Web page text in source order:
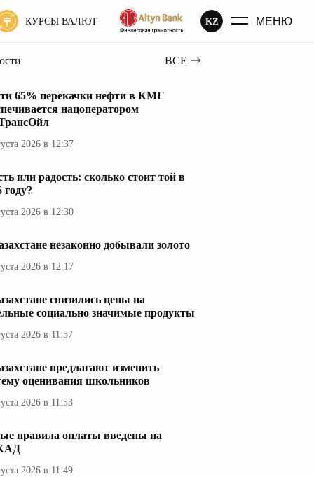
КУРСЫ ВАЛЮТ KZ МЕНЮ
ВСЕ
65% перекачки нефти в КМГ
нацоператором
2026 в 12:37
или радость: сколько стоит той в
году?
2026 в 12:30
незаконно добывали золото
2026 в 12:17
снизились цены на
социально значимые продукты
2026 в 11:57
предлагают изменить
оценивания школьников
2026 в 11:53
правила оплаты введены на
2026 в 11:49